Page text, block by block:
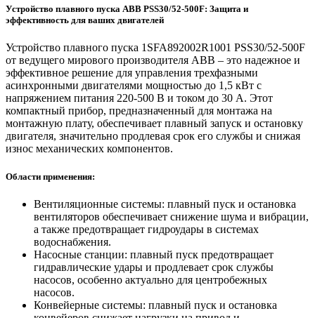
Устройство плавного пуска ABB PSS30/52-500F: Защита и
эффективность для ваших двигателей
Устройство плавного пуска 1SFA892002R1001 PSS30/52-500F
от ведущего мирового производителя ABB – это надежное и
эффективное решение для управления трехфазными
асинхронными двигателями мощностью до 1,5 кВт с
напряжением питания 220-500 В и током до 30 А. Этот
компактный прибор, предназначенный для монтажа на
монтажную плату, обеспечивает плавный запуск и остановку
двигателя, значительно продлевая срок его службы и снижая
износ механических компонентов.
Области применения:
Вентиляционные системы: плавный пуск и остановка
вентиляторов обеспечивает снижение шума и вибрации,
а также предотвращает гидроудары в системах
водоснабжения.
Насосные станции: плавный пуск предотвращает
гидравлические удары и продлевает срок службы
насосов, особенно актуально для центробежных
насосов.
Конвейерные системы: плавный пуск и остановка